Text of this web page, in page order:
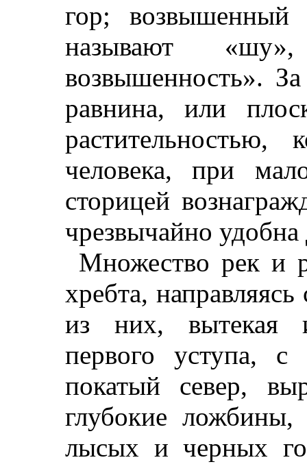
гор; возвышенный
называют
возвышенность».
равнина, или
растительностью,
человека, при
сторицей
чрезвычайно удобна
Множество рек и
хребта,
из них, вытекая
первого уступа,
покатый север,
глубокие
лысых и черных